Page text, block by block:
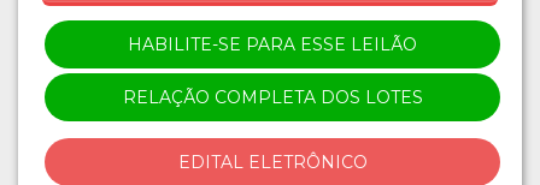
HABILITE-SE PARA ESSE LEILÃO
RELAÇÃO COMPLETA DOS LOTES
EDITAL ELETRÔNICO